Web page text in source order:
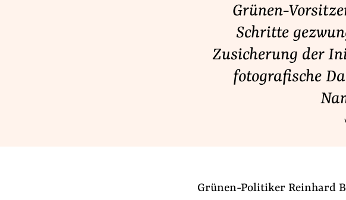
Grünen-
Schritte
Zusicherung der
fotografische
Grünen-Politiker Reinhard